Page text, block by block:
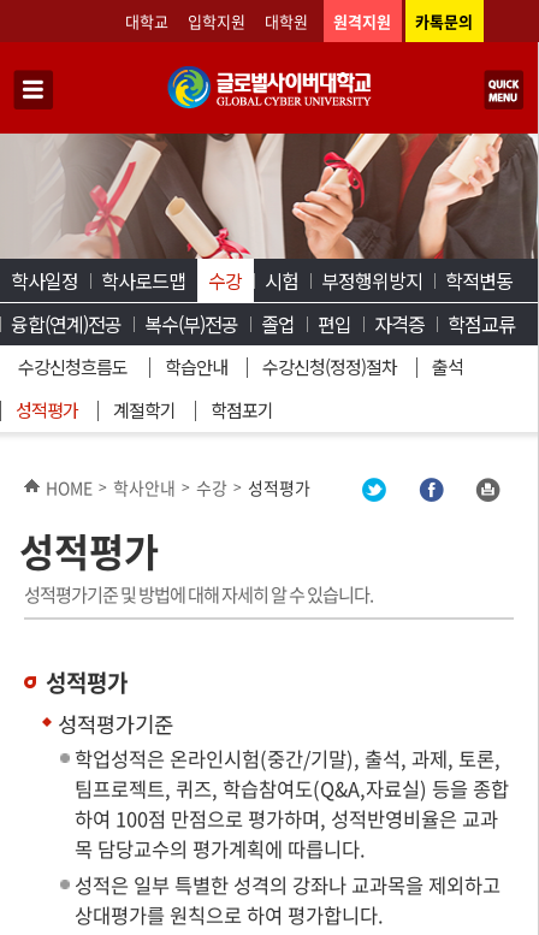
대학교 입학지원 대학원 원격지원 카톡문의
학사일정 학사로드맵 수강
수강신청흐름도 학습안내 수강신청(정정)절차
출석
성적평가
계절학기 학점포기
시험 부정행위방지
학적변동
융합(연계)전공
복수(부)전공 졸업 편입 자격증 학점교류
HOME > 학사안내 > 수강 > 성적평가
성적평가
성적평가기준 및 방법에 대해 자세히 알 수 있습니다.
성적평가
성적평가기준
학업성적은 온라인시험(중간/기말), 출석, 과제, 토론,
팀프로젝트, 퀴즈, 학습참여도(Q&A,자료실) 등을 종합
하여 100점 만점으로 평가하며, 성적반영비율은 교과
목 담당교수의 평가계획에 따릅니다.
성적은 일부 특별한 성격의 강좌나 교과목을 제외하고
상대평가를 원칙으로 하여 평가합니다.